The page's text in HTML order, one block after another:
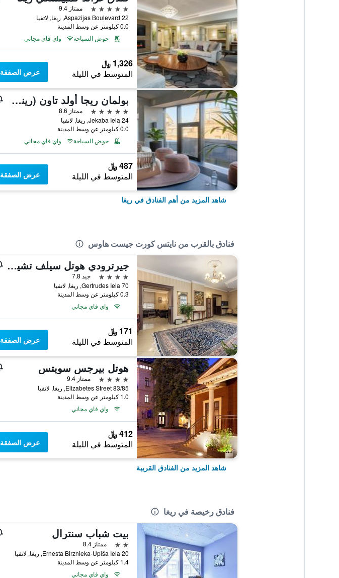
5 نجوم
ممتاز 9.4
Aspazijas Boulevard 22, ريغا, لاتفيا
0.0 كيلومتر عن وسط المدينة
حوض السباحة
واي فاي مجاني
1,326 ﷼
المتوسط في الليلة عرض الصفقة
بولمان ريجا أولد تاون (رينو فاتد 2025)
5 نجوم
ممتاز 8.6
Jekaba Iela 24, ريغا, لاتفيا
0.0 كيلومتر عن وسط المدينة
حوض السباحة
واي فاي مجاني
487 ﷼
المتوسط في الليلة عرض الصفقة
شاهد المزيد من أهم الفنادق في ريغا
فنادق بالقرب من نايتس كورت جيست هاوس
جيرترودي هوتل سيلف تشيك-إن
4 نجوم
جيد 7.8
70 Gertrudes Iela, ريغا, لاتفيا
0.3 كيلومتر عن وسط المدينة
واي فاي مجاني
171 ﷼
المتوسط في الليلة عرض الصفقة
هوتل بيرجس سويتس
4 نجوم
ممتاز 9.4
83/85 Elizabetes Street, ريغا, لاتفيا
1.0 كيلومتر عن وسط المدينة
واي فاي مجاني
412 ﷼
المتوسط في الليلة عرض الصفقة
شاهد المزيد من الفنادق القريبة
فنادق رخيصة في ريغا
بيت شباب سنترال
2 نجمتين
ممتاز 8.4
20 Ernesta Birznieka-Upiša Iela, ريغا, لاتفيا
1.4 كيلومتر عن وسط المدينة
واي فاي مجاني